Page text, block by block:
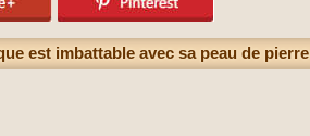
est imbattable avec sa peau de pierre